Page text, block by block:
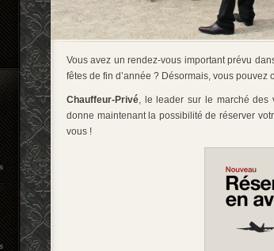
Vous avez un rendez-vous important prévu
fêtes de fin d’année ? Désormais, vous pouvez
Chauffeur-Privé, le leader sur le marché des
donne maintenant la possibilité de réserver
vous !